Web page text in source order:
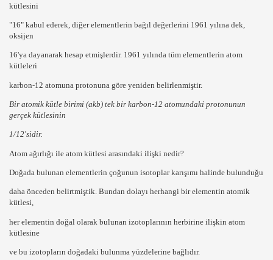
kütlesini
"16" kabul ederek, diğer elementlerin bağıl değerlerini 1961 yılına dek,
oksijen
16'ya dayanarak hesap etmişlerdir. 1961 yılında tüm elementlerin atom
kütleleri
karbon-12 atomuna protonuna göre yeniden belirlenmiştir.
Bir atomik kütle birimi (akb) tek bir karbon-12 atomundaki protonunun
gerçek kütlesinin
1/12'sidir.
Atom ağırlığı ile atom kütlesi arasındaki ilişki nedir?
Doğada bulunan elementlerin çoğunun isotoplar karışımı halinde bulunduğu
daha önceden belirtmiştik. Bundan dolayı herhangi bir elementin atomik
kütlesi,
her elementin doğal olarak bulunan izotoplarının herbirine ilişkin atom
kütlesine
ve bu izotopların doğadaki bulunma yüzdelerine bağlıdır.